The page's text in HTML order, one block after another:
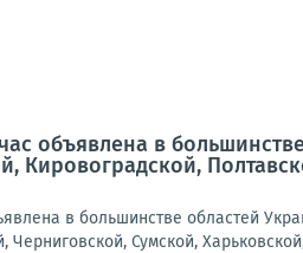
объявлена в
Кировоградской,
в большинстве областей
Черниговской, Сумской,